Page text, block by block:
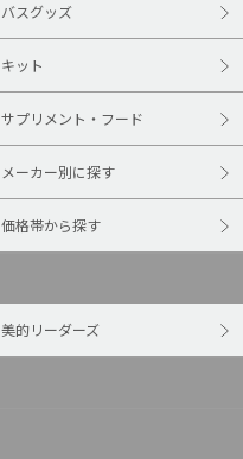
バスグッズ
キット
サプリメント・フード
メーカー別に探す
価格帯から探す
美的リーダーズ